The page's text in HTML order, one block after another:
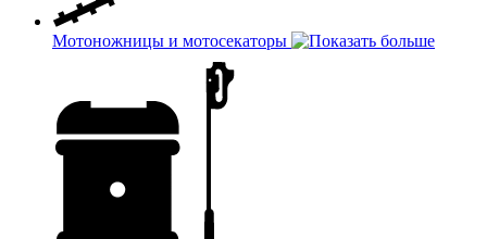
Мотоножницы и мотосекаторы